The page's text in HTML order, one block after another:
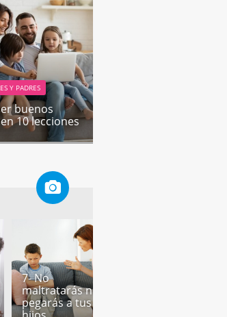
Y PADRES
buenos
10 lecciones
7- No
maltratarás ni
pegarás a tus